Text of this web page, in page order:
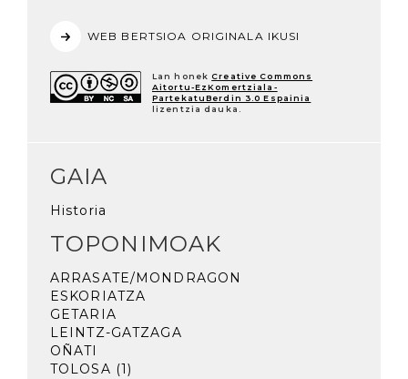
WEB BERTSIOA ORIGINALA IKUSI
Lan honek Creative Commons
Aitortu-EzKomertziala-
PartekatuBerdin 3.0 Espainia
lizentzia dauka.
GAIA
Historia
TOPONIMOAK
ARRASATE/MONDRAGON
ESKORIATZA
GETARIA
LEINTZ-GATZAGA
OÑATI
TOLOSA (1)